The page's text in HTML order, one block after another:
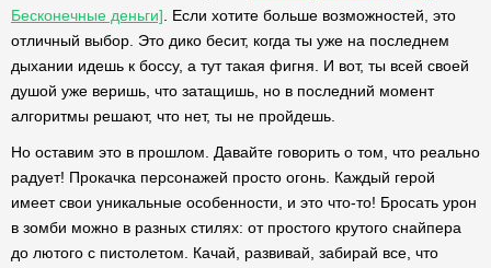
Бесконечные деньги] . Если хотите больше возможностей, это
отличный выбор. Это дико бесит, когда ты уже на последнем
дыхании идешь к боссу, а тут такая фигня. И вот, ты всей своей
душой уже веришь, что затащишь, но в последний момент
алгоритмы решают, что нет, ты не пройдешь.
Но оставим это в прошлом. Давайте говорить о том, что реально
радует! Прокачка персонажей просто огонь. Каждый герой
имеет свои уникальные особенности, и это что-то! Бросать урон
в зомби можно в разных стилях: от простого крутого снайпера
до лютого с пистолетом. Качай, развивай, забирай все, что